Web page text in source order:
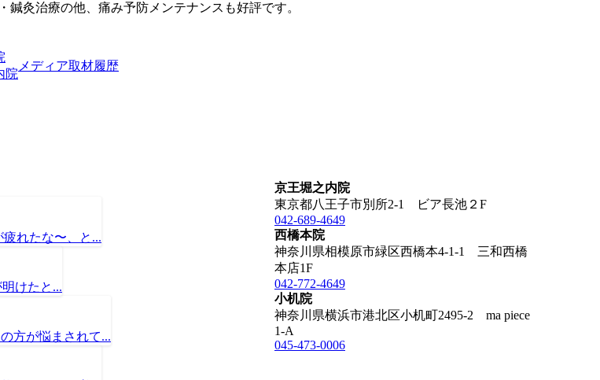
灸治療の他、痛み予防メンテナンスも好評です。
院
メディア取材履歴
れたな〜、と...
けたと...
方が悩まされて...
京王堀之内院
東京都八王子市別所2-1 ビア長池２F
042-689-4649
西橋本院
神奈川県相模原市緑区西橋本4-1-1 三和西橋
本店1F
042-772-4649
小机院
神奈川県横浜市港北区小机町2495-2 ma piece
1-A
045-473-0006